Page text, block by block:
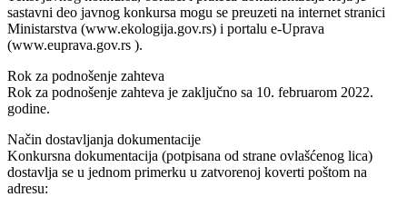
sastavni deo javnog konkursa mogu se preuzeti na internet stranici
Ministarstva (www.ekologija.gov.rs) i portalu e-Uprava
(www.euprava.gov.rs ).
Rok za podnošenje zahteva
Rok za podnošenje zahteva je zaključno sa 10. februarom 2022.
godine.
Način dostavljanja dokumentacije
Konkursna dokumentacija (potpisana od strane ovlašćenog lica)
dostavlja se u jednom primerku u zatvorenoj koverti poštom na
adresu: